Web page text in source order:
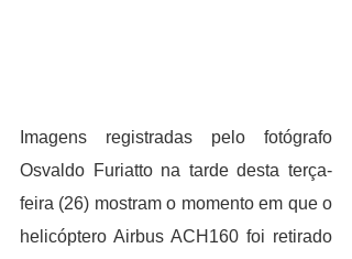
Imagens registradas pelo fotógrafo
Osvaldo Furiatto na tarde desta terça-
feira (26) mostram o momento em que o
helicóptero Airbus ACH160 foi retirado